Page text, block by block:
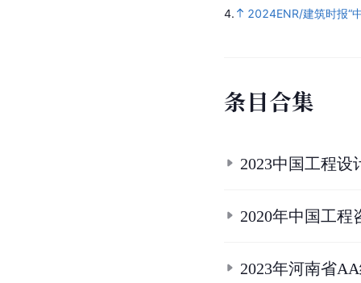
4.
2024ENR/建筑时报“
条目合集
2023中国工程设
2020年中国工程
2023年河南省